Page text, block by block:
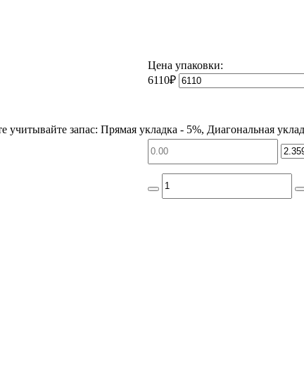
Цена упаковки:
6110₽
учитывайте запас: Прямая укладка - 5%, Диагональная